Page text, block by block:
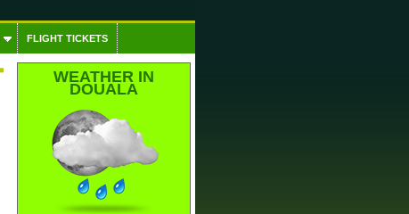
FLIGHT TICKETS
WEATHER IN
DOUALA